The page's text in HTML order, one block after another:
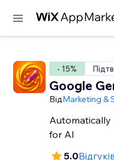
- 15%
Google
ВідMarketing &
Automatically
for AI
5.0